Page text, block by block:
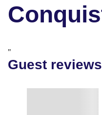
"
Guest reviews